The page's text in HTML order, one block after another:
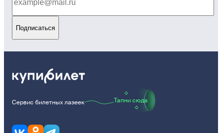
Подписаться
Сервис билетных лазеек Тапни сюда